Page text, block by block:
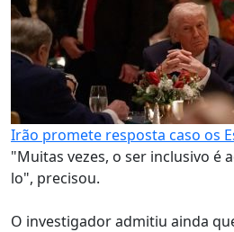
Irão promete resposta caso os
"Muitas vezes, o ser inclusivo é
lo", precisou.
O investigador admitiu ainda